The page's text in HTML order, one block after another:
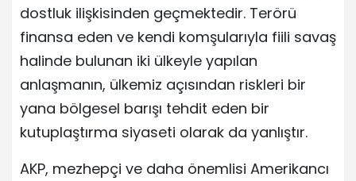
dostluk ilişkisinden geçmektedir. Terörü
finansa eden ve kendi komşularıyla fiili savaş
halinde bulunan iki ülkeyle yapılan
anlaşmanın, ülkemiz açısından riskleri bir
yana bölgesel barışı tehdit eden bir
kutuplaştırma siyaseti olarak da yanlıştır.
AKP, mezhepçi ve daha önemlisi Amerikancı